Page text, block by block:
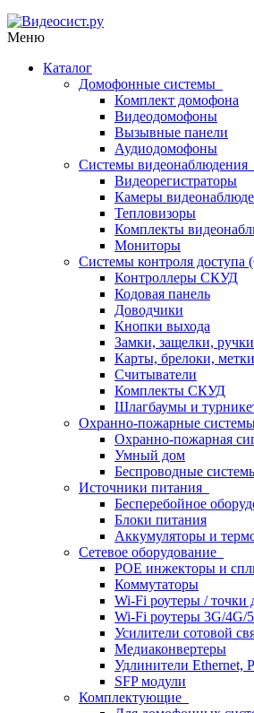
Меню
Каталог
Домофонные системы
Комплект домофона
Видеодомофоны
Вызывные панели
Аудиодомофоны
Системы видеонаблюдения
Видеорегистраторы
Камеры
Тепловизоры
Комплекты
Мониторы
Системы контроля
Контроллеры СКУД
Кодовая панель
Доводчики
Кнопки выхода
Замки, защелки, ручки
Карты, брелоки,
Считыватели
Комплекты СКУД
Шлагбаумы и
Охранно-пожарные
Охранно-пожарная
Умный дом
Беспроводные
Источники питания
Бесперебойное
Блоки питания
Аккумуляторы и
Сетевое оборудование
POE инжекторы и
Коммутаторы
Wi-Fi роутеры / точки
Wi-Fi роутеры 3G/4G/
Усилители сотовой
Медиаконвертеры
Удлинители Ethernet,
SFP модули
Комплектующие